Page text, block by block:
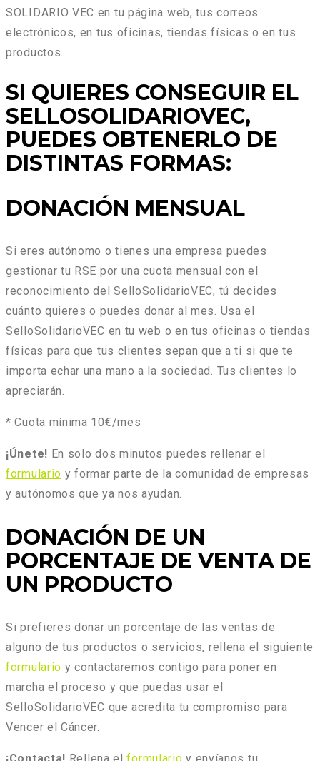
SOLIDARIO VEC en tu página web, tus correos
electrónicos, en tus oficinas, tiendas físicas o en tus
productos.
SI QUIERES CONSEGUIR EL
SELLOSOLIDARIOVEC,
PUEDES OBTENERLO DE
DISTINTAS FORMAS:
DONACIÓN MENSUAL
Si eres autónomo o tienes una empresa puedes
gestionar tu RSE por una cuota mensual con el
reconocimiento del SelloSolidarioVEC, tú decides
cuánto quieres o puedes donar al mes. Usa el
SelloSolidarioVEC en tu web o en tus oficinas o tiendas
físicas para que tus clientes sepan que a ti si que te
importa echar una mano a la sociedad. Tus clientes lo
apreciarán.
* Cuota mínima 10€/mes
¡Únete! En solo dos minutos puedes rellenar el
formulario y formar parte de la comunidad de empresas
y autónomos que ya nos ayudan.
DONACIÓN DE UN
PORCENTAJE DE VENTA DE
UN PRODUCTO
Si prefieres donar un porcentaje de las ventas de
alguno de tus productos o servicios, rellena el siguiente
formulario y contactaremos contigo para poner en
marcha el proceso y que puedas usar el
SelloSolidarioVEC que acredita tu compromiso para
Vencer el Cáncer.